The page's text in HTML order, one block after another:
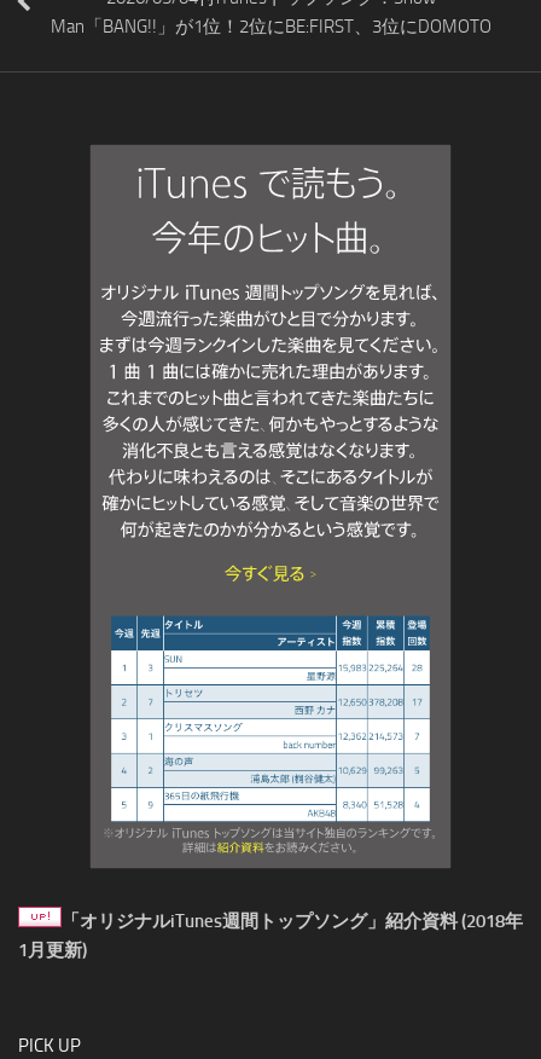
Man「BANG!!」が1位！2位にBE:FIRST、3位にDOMOTO
「オリジナルiTunes週間トップソング」紹介資料 (2018年
1月更新)
PICK UP